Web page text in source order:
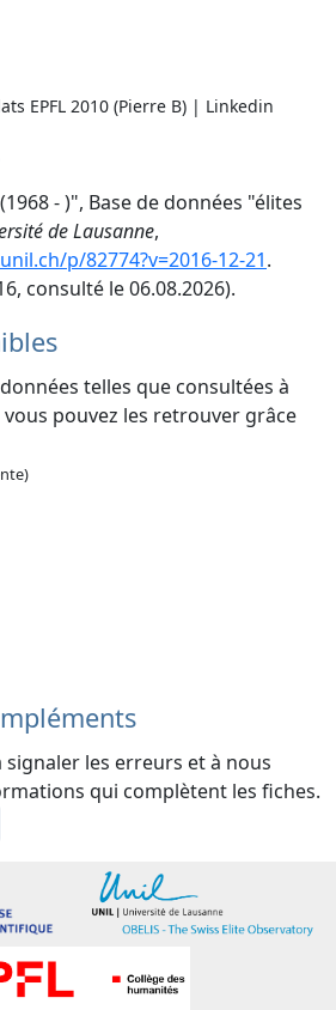
EPFL 2010 (Pierre B) | Linkedin
- )", Base de données "élites
de Lausanne,
p/82774?v=2016-12-21.
consulté le 06.08.2026).
telles que consultées à
pouvez les retrouver grâce
les erreurs et à nous
qui complètent les fiches.